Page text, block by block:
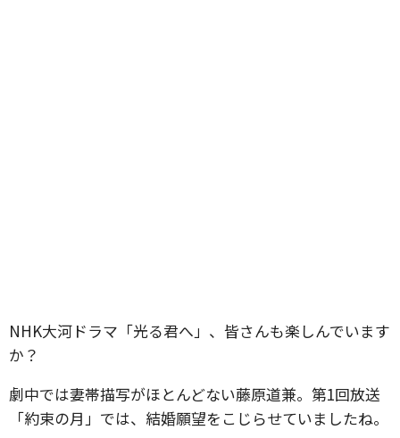
NHK大河ドラマ「光る君へ」、皆さんも楽しんでいます
か？
劇中では妻帯描写がほとんどない藤原道兼。第1回放送
「約束の月」では、結婚願望をこじらせていましたね。